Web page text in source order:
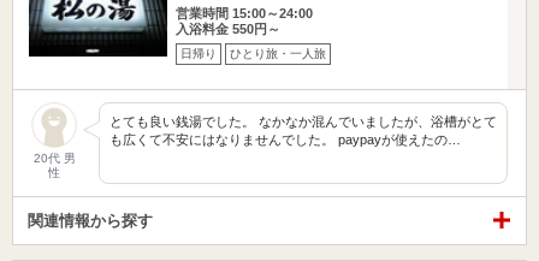
営業時間 15:00～24:00
入浴料金 550円～
日帰り ひとり旅・一人旅
20代 男
性
とても良い銭湯でした。 なかなか混んでいましたが、浴槽がとて
も広くて不安にはなりませんでした。 paypayが使えたの…
関連情報から探す